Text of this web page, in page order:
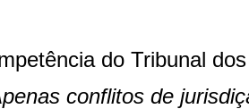
do Tribunal
conflitos de